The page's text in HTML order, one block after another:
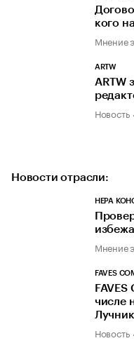
кого
Мнение
ARTW
ARTW
Новость
Новости отрасли:
НЕРА
Мнение
FAVES
числе
Новость